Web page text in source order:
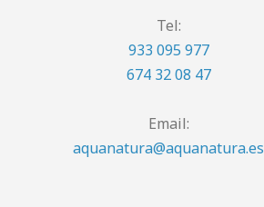
Tel:
933 095 977
674 32 08 47
Email:
aquanatura@aquanatura.es